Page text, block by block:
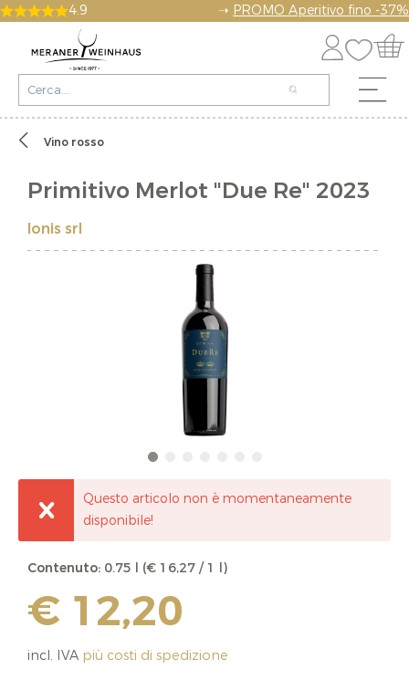
4.9 ➝ PROMO Aperitivo fino -37%
Vino rosso
Primitivo Merlot "Due Re" 2023
Ionis srl
Questo articolo non è momentaneamente
disponibile!
Contenuto: 0.75 l (€ 16,27 / 1 l)
€ 12,20
incl. IVA più costi di spedizione